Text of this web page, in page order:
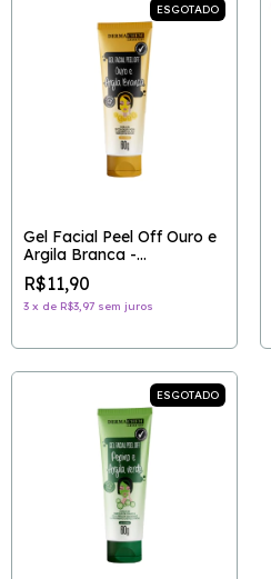
ESGOTADO
Gel Facial Peel Off Ouro e
Argila Branca -
DERMACHEM
R$11,90
3 x de R$3,97 sem juros
ESGOTADO